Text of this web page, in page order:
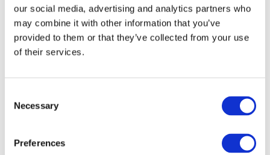
our social media, advertising and analytics partners who
may combine it with other information that you’ve
provided to them or that they’ve collected from your use
of their services.
Selection
Necessary
Preferences